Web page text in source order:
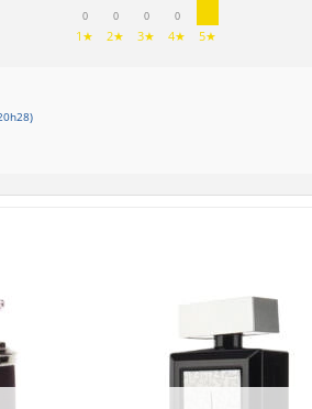
0
1★
0
2★
0
3★
0
4★ 5★